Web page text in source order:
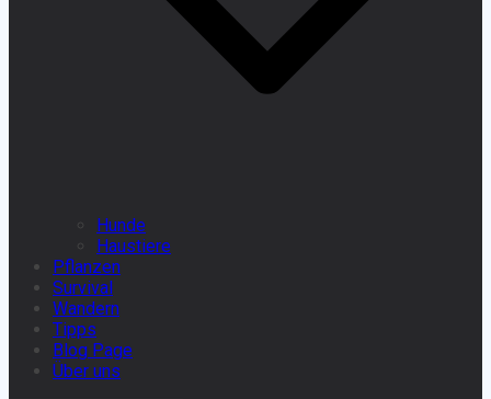
Hunde
Haustiere
Pflanzen
Survival
Wandern
Tipps
Blog Page
Über uns